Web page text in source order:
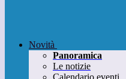
Novità
Panoramica
Le notizie